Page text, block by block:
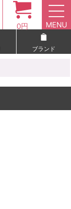
0円 MENU
ブランド